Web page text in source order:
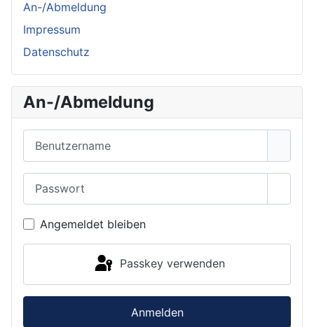
An-/Abmeldung
Impressum
Datenschutz
An-/Abmeldung
Angemeldet bleiben
Passkey verwenden
Anmelden